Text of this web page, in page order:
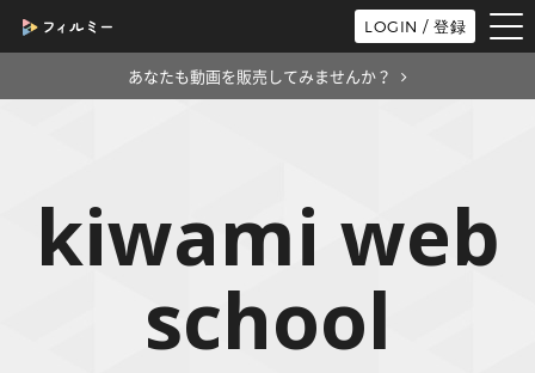
LOGIN / 登録
あなたも動画を販売してみませんか？
kiwami web
school